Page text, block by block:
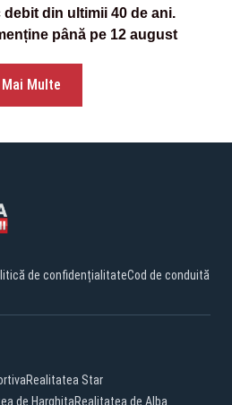
debit din ultimii 40 de ani.
până pe 12 august
Mai Multe
de confidențialitateCod de conduită
Realitatea Star
de HarghitaRealitatea de Alba